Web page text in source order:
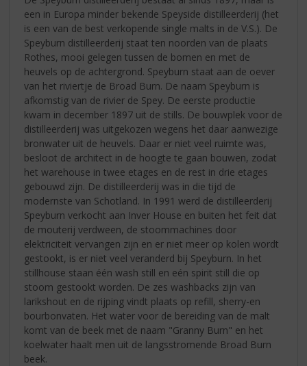
een in Europa minder bekende Speyside distilleerderij (het
is een van de best verkopende single malts in de V.S.). De
Speyburn distilleerderij staat ten noorden van de plaats
Rothes, mooi gelegen tussen de bomen en met de
heuvels op de achtergrond. Speyburn staat aan de oever
van het riviertje de Broad Burn. De naam Speyburn is
afkomstig van de rivier de Spey. De eerste productie
kwam in december 1897 uit de stills. De bouwplek voor de
distilleerderij was uitgekozen wegens het daar aanwezige
bronwater uit de heuvels. Daar er niet veel ruimte was,
besloot de architect in de hoogte te gaan bouwen, zodat
het warehouse in twee etages en de rest in drie etages
gebouwd zijn. De distilleerderij was in die tijd de
modernste van Schotland. In 1991 werd de distilleerderij
Speyburn verkocht aan Inver House en buiten het feit dat
de mouterij verdween, de stoommachines door
elektriciteit vervangen zijn en er niet meer op kolen wordt
gestookt, is er niet veel veranderd bij Speyburn. In het
stillhouse staan één wash still en eén spirit still die op
stoom gestookt worden. De zes washbacks zijn van
larikshout en de rijping vindt plaats op refill, sherry-en
bourbonvaten. Het water voor de bereiding van de malt
komt van de beek met de naam "Granny Burn" en het
koelwater haalt men uit de langsstromende Broad Burn
beek.